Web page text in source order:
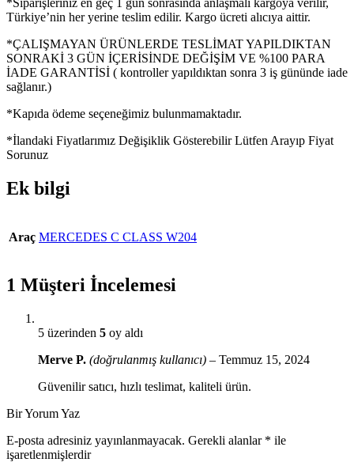
Türkiye’nin her yerine teslim edilir. Kargo ücreti alıcıya aittir.
*ÇALIŞMAYAN ÜRÜNLERDE TESLİMAT YAPILDIKTAN
SONRAKİ 3 GÜN İÇERİSİNDE DEĞİŞİM VE %100 PARA
İADE GARANTİSİ ( kontroller yapıldıktan sonra 3 iş gününde iade
sağlanır.)
*Kapıda ödeme seçeneğimiz bulunmamaktadır.
*İlandaki Fiyatlarımız Değişiklik Gösterebilir Lütfen Arayıp Fiyat
Sorunuz
Ek bilgi
Araç MERCEDES C CLASS W204
1 Müşteri İncelemesi
5 üzerinden 5 oy aldı
Merve P. (doğrulanmış kullanıcı) – Temmuz 15, 2024
Güvenilir satıcı, hızlı teslimat, kaliteli ürün.
Bir Yorum Yaz
E-posta adresiniz yayınlanmayacak. Gerekli alanlar * ile
işaretlenmişlerdir